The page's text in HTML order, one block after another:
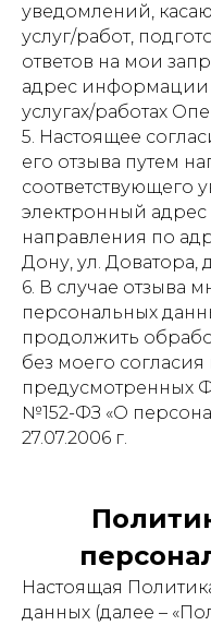
уведомлений,
услуг/работ,
ответов на мои
адрес информации
услугах/работах
5. Настоящее
его отзыва путем
соответствующего
электронный
направления по
Дону, ул. Доватора,
6. В случае отзыва
персональных
продолжить
без моего
предусмотренных
№152-ФЗ «О
27.07.2006 г.
Настоящая
данных (далее –